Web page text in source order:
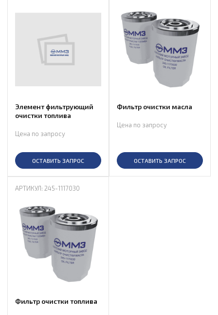
Элемент фильтрующий
очистки топлива
Цена по запросу
ОСТАВИТЬ ЗАПРОС
Фильтр очистки масла
Цена по запросу
ОСТАВИТЬ ЗАПРОС
АРТИКУЛ: 245-1117030
Фильтр очистки топлива